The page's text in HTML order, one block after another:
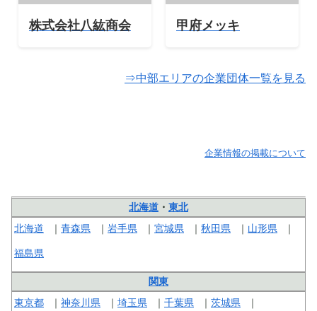
株式会社八紘商会 甲府メッキ
⇒中部エリアの企業団体一覧を見る
企業情報の掲載について
北海道 ・ 東北
北海道
青森県 岩手県 宮城県 秋田県 山形県
福島県
関東
東京都
神奈川県 埼玉県 千葉県 茨城県